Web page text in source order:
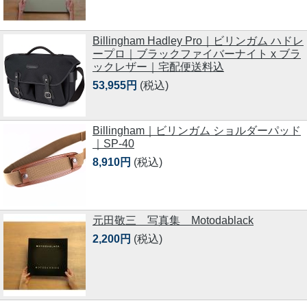
Billingham Hadley Pro｜ビリンガム ハドレ
ープロ｜ブラックファイバーナイト x ブラ
ックレザー｜宅配便送料込
53,955円 (税込)
Billingham｜ビリンガム ショルダーパッド
｜SP-40
8,910円 (税込)
元田敬三 写真集 Motodablack
2,200円 (税込)